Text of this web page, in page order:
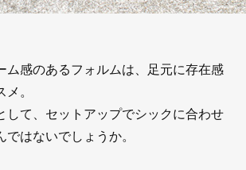
ム感のあるフォルムは、足元に存在感
。
して、セットアップでシックに合わせ
はないでしょうか。